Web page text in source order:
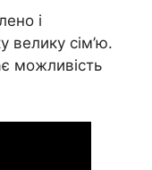
і
велику сім’ю.
можливість